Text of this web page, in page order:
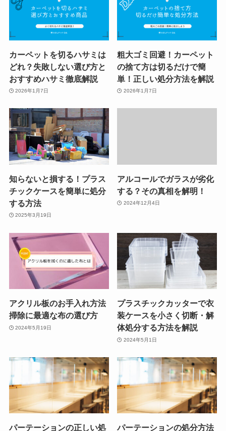
カーペットを切るハサミは
どれ？失敗しない選び方と
おすすめハサミ徹底解説
2026年1月7日
粗大ゴミ回避！カーペット
の捨て方は切るだけで簡
単！正しい処分方法を解説
2026年1月7日
知らないと損する！プラス
チックケースを簡単に処分
する方法
2025年3月19日
アルコールでガラスが劣化
する？その真相を解明！
2024年12月4日
アクリル板のお手入れ方法
掃除に最適な布の選び方
2024年5月19日
プラスチックカッターで衣
装ケースを小さく切断・解
体処分する方法を解説
2024年5月1日
パーテーションの正しい処
パーテーションの処分方法